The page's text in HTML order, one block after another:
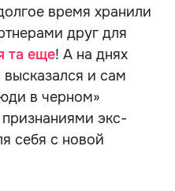
время хранили
друг для
та еще! А на днях
и сам
в черном»
экс-
себя с новой